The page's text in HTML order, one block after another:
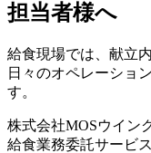
担当者様へ
給食現場では、献立
日々のオペレーショ
す。
株式会社MOSウイン
給食業務委託サービ